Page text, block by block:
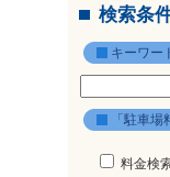
検索条
キーワー
「駐車
料金検